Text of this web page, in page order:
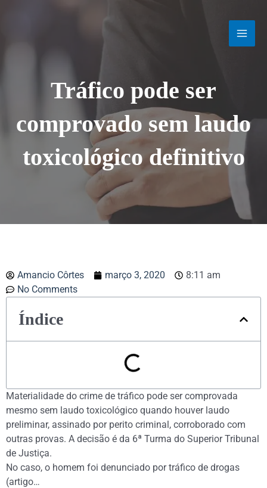
Tráfico pode ser
comprovado sem laudo
toxicológico definitivo
Amancio Côrtes março 3, 2020
8:11 am
No Comments
Índice
Materialidade do crime de tráfico pode ser comprovada
mesmo sem laudo toxicológico quando houver laudo
preliminar, assinado por perito criminal, corroborado com
outras provas. A decisão é da 6ª Turma do Superior Tribunal
de Justiça.
No caso, o homem foi denunciado por tráfico de drogas
(artigo…